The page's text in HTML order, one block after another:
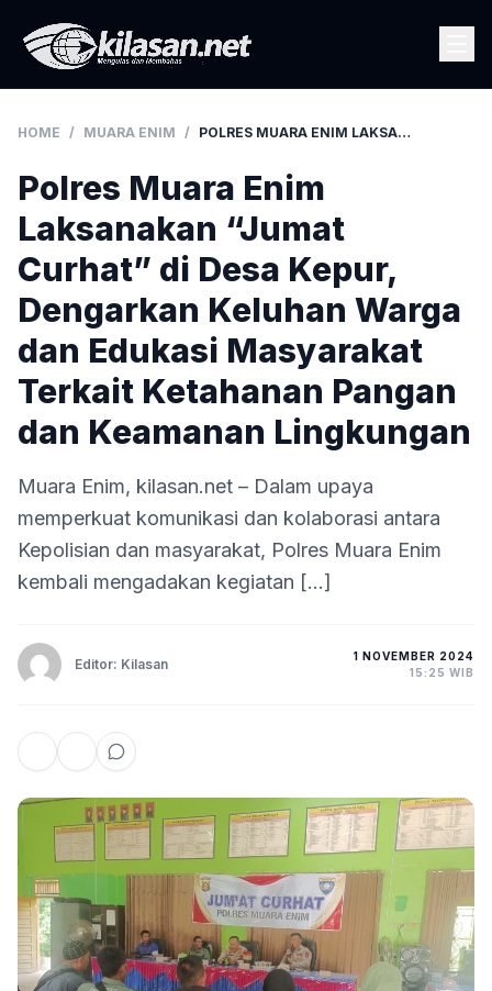
HOME / MUARA ENIM / POLRES MUARA ENIM LAKSANAKAN “JUMAT CURHAT” DI DESA KEPUR, DENGARKAN KELUHAN WARGA DAN EDUKASI MASYARAKAT TERKAIT KETAHANAN PANGAN DAN KEAMANAN LINGKUNGAN
Polres Muara Enim
Laksanakan “Jumat
Curhat” di Desa Kepur,
Dengarkan Keluhan Warga
dan Edukasi Masyarakat
Terkait Ketahanan Pangan
dan Keamanan Lingkungan
Muara Enim, kilasan.net – Dalam upaya
memperkuat komunikasi dan kolaborasi antara
Kepolisian dan masyarakat, Polres Muara Enim
kembali mengadakan kegiatan […]
Editor: Kilasan
1 NOVEMBER 2024
15:25 WIB